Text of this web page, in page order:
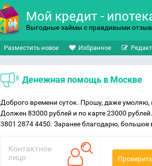
Мой кредит -
Выгодные займы с правдивыми
Разместить новое Избранное
Денежная помощь в Москве
Доброго времени суток. Прошу, даже
Должен 83000 рублей и по карте 23000
3801 2874 4450. Заранее благодарю, большое
Контактное
лицо